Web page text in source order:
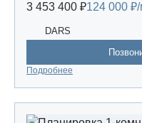
3 453 400 ₽124 000 ₽/
DARS
Подробнее